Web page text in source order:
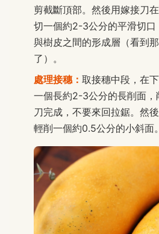
剪截斷頂部。然後用嫁接刀
切一個約2-3公分的平滑切口
與樹皮之間的形成層（看到
了）。
處理接穗： 取接穗中段，在
一個長約2-3公分的長削面，
刀完成，不要來回拉鋸。然
輕削一個約0.5公分的小斜面。